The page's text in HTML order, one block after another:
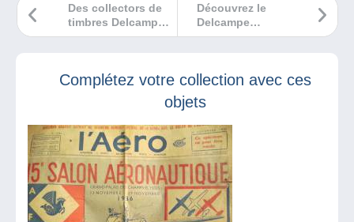
Découvrez le
Delcampe
Magazine
Des collectors de
timbres Delcampe
!
Complétez votre collection avec ces
objets